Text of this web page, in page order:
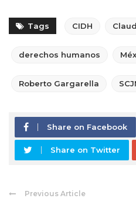
Tags CIDH
derechos humanos
Roberto Gargarella
Share on Facebook
Share on Twitter
Previous Article